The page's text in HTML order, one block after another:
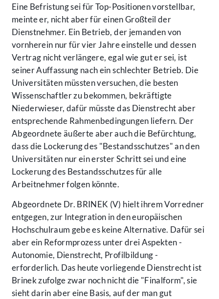
Eine Befristung sei für Top-Positionen vorstellbar,
meinte er, nicht aber für einen Großteil der
Dienstnehmer. Ein Betrieb, der jemanden von
vornherein nur für vier Jahre einstelle und dessen
Vertrag nicht verlängere, egal wie gut er sei, ist
seiner Auffassung nach ein schlechter Betrieb. Die
Universitäten müssten versuchen, die besten
Wissenschaftler zu bekommen, bekräftigte
Niederwieser, dafür müsste das Dienstrecht aber
entsprechende Rahmenbedingungen liefern. Der
Abgeordnete äußerte aber auch die Befürchtung,
dass die Lockerung des "Bestandsschutzes" an den
Universitäten nur ein erster Schritt sei und eine
Lockerung des Bestandsschutzes für alle
Arbeitnehmer folgen könnte.
Abgeordnete Dr. BRINEK (V) hielt ihrem Vorredner
entgegen, zur Integration in den europäischen
Hochschulraum gebe es keine Alternative. Dafür sei
aber ein Reformprozess unter drei Aspekten -
Autonomie, Dienstrecht, Profilbildung -
erforderlich. Das heute vorliegende Dienstrecht ist
Brinek zufolge zwar noch nicht die "Finalform", sie
sieht darin aber eine Basis, auf der man gut